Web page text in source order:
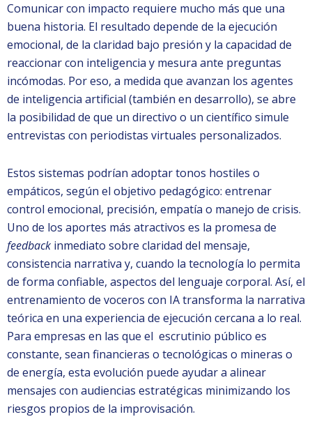
Comunicar con impacto requiere mucho más que una
buena historia. El resultado depende de la ejecución
emocional, de la claridad bajo presión y la capacidad de
reaccionar con inteligencia y mesura ante preguntas
incómodas. Por eso, a medida que avanzan los agentes
de inteligencia artificial (también en desarrollo), se abre
la posibilidad de que un directivo o un científico simule
entrevistas con periodistas virtuales personalizados.
Estos sistemas podrían adoptar tonos hostiles o
empáticos, según el objetivo pedagógico: entrenar
control emocional, precisión, empatía o manejo de crisis.
Uno de los aportes más atractivos es la promesa de
feedback inmediato sobre claridad del mensaje,
consistencia narrativa y, cuando la tecnología lo permita
de forma confiable, aspectos del lenguaje corporal. Así, el
entrenamiento de voceros con IA transforma la narrativa
teórica en una experiencia de ejecución cercana a lo real.
Para empresas en las que el escrutinio público es
constante, sean financieras o tecnológicas o mineras o
de energía, esta evolución puede ayudar a alinear
mensajes con audiencias estratégicas minimizando los
riesgos propios de la improvisación.